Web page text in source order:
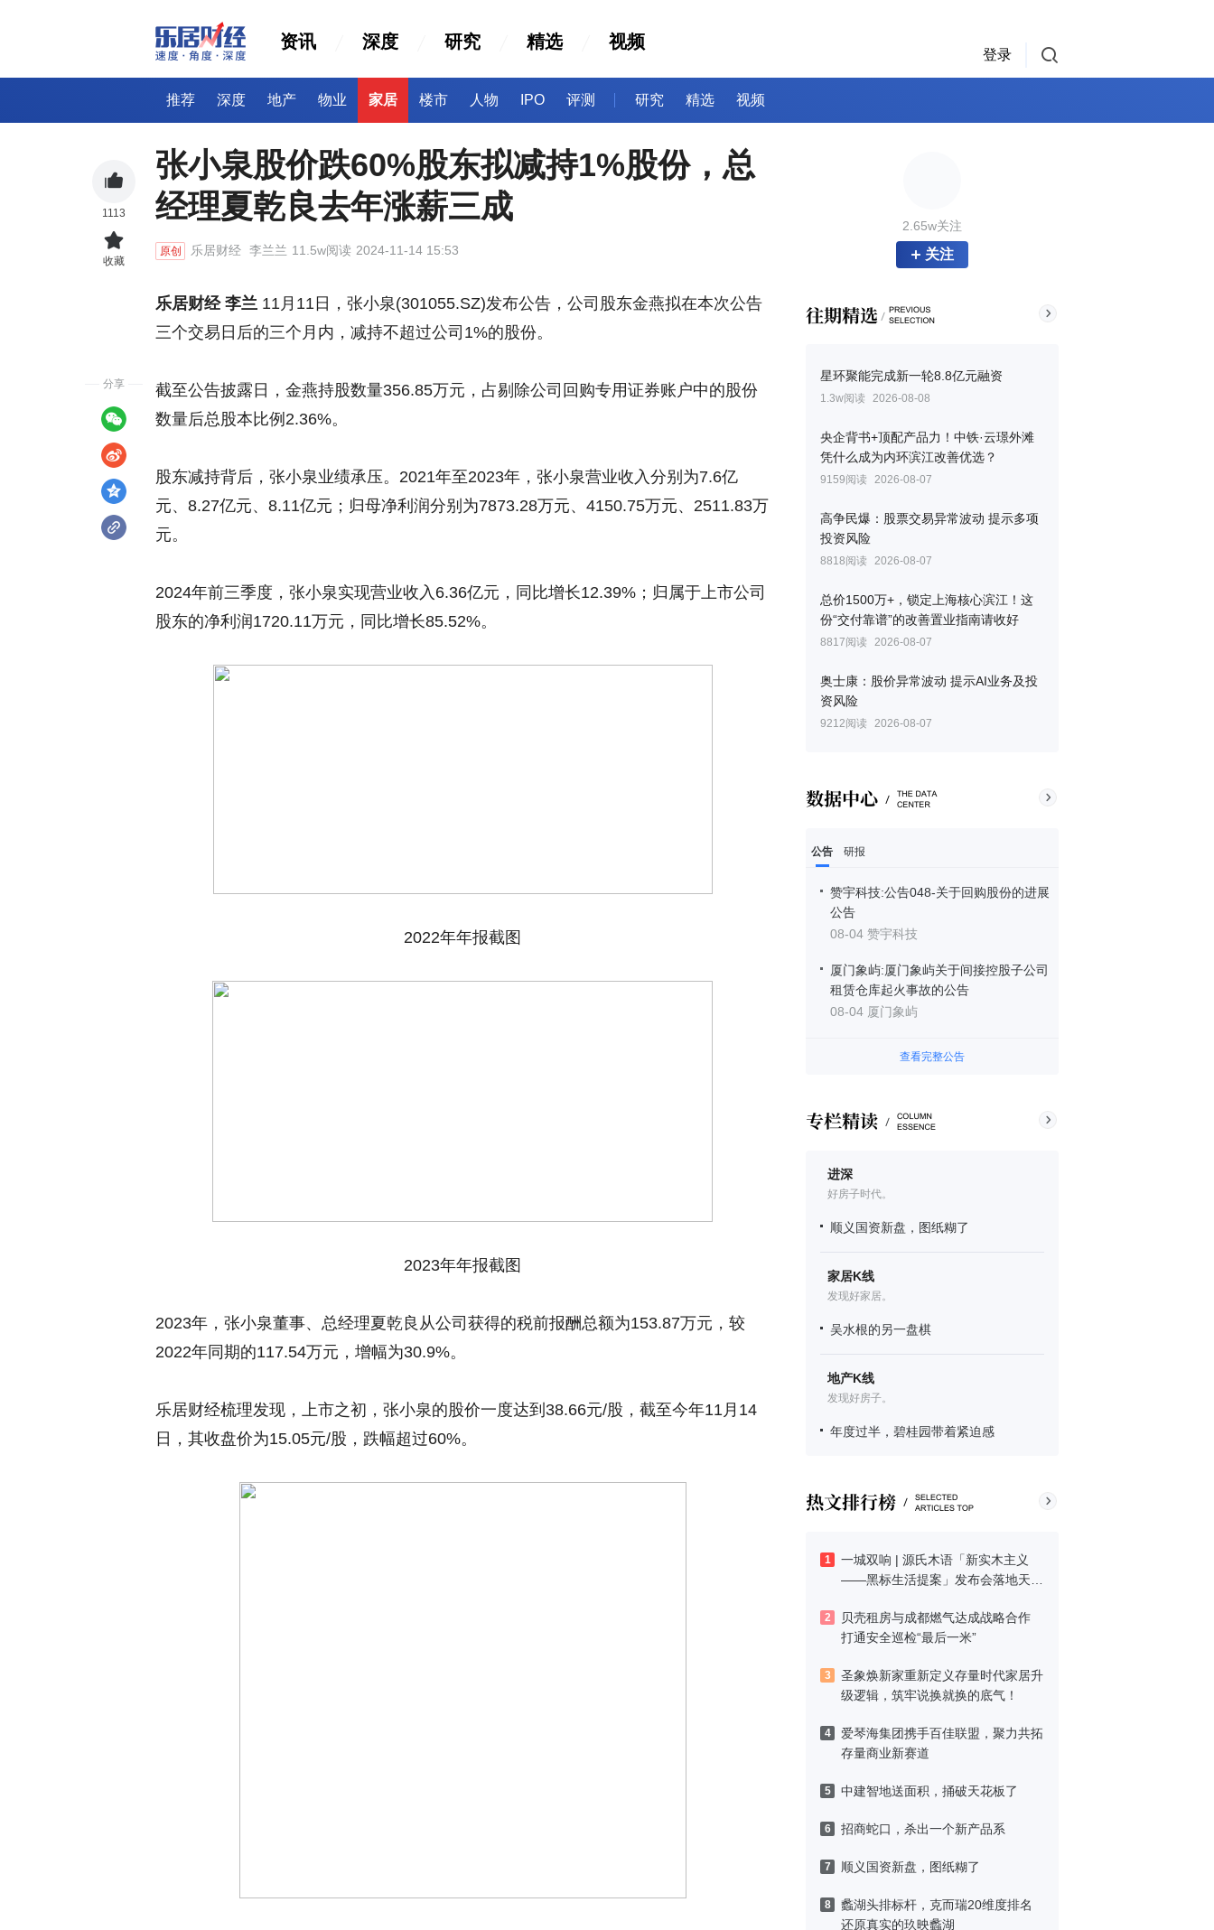
资讯 深度 研究 精选 视频
登录
推荐 深度 地产 物业 家居 楼市 人物 IPO 评测 研究 精选 视频
2.65w关注
关注
星环聚能完成新一轮8.8亿元融资
1.3w阅读 2026-08-08
央企背书+顶配产品力！中铁·云璟外滩
凭什么成为内环滨江改善优选？
9159阅读 2026-08-07
高争民爆：股票交易异常波动 提示多项
投资风险
8818阅读 2026-08-07
总价1500万+，锁定上海核心滨江！这
份“交付靠谱”的改善置业指南请收好
8817阅读 2026-08-07
奥士康：股价异常波动 提示AI业务及投
资风险
9212阅读 2026-08-07
公告 研报
赞宇科技:公告048-关于回购股份的进展
公告
08-04 赞宇科技
厦门象屿:厦门象屿关于间接控股子公司
租赁仓库起火事故的公告
08-04 厦门象屿
查看完整公告
进深
好房子时代。
顺义国资新盘，图纸糊了
家居K线
发现好家居。
吴水根的另一盘棋
地产K线
发现好房子。
年度过半，碧桂园带着紧迫感
1
一城双响 | 源氏木语「新实木主义
——黑标生活提案」发布会落地天
2
贝壳租房与成都燃气达成战略合作
打通安全巡检“最后一米”
3
圣象焕新家重新定义存量时代家居升
级逻辑，筑牢说换就换的底气！
4
爱琴海集团携手百佳联盟，聚力共拓
存量商业新赛道
5 中建智地送面积，捅破天花板了
6 招商蛇口，杀出一个新产品系
7 顺义国资新盘，图纸糊了
8
蠡湖头排标杆，克而瑞20维度排名
还原真实的玖映蠡湖
张小泉股价跌60%股东拟减持1%股份，总
经理夏乾良去年涨薪三成
原创 乐居财经 李兰兰 11.5w阅读 2024-11-14 15:53
乐居财经 李兰 11月11日，张小泉(301055.SZ)发布公告，公司股东金燕拟在本次公告
三个交易日后的三个月内，减持不超过公司1%的股份。
截至公告披露日，金燕持股数量356.85万元，占剔除公司回购专用证券账户中的股份
数量后总股本比例2.36%。
股东减持背后，张小泉业绩承压。2021年至2023年，张小泉营业收入分别为7.6亿
元、8.27亿元、8.11亿元；归母净利润分别为7873.28万元、4150.75万元、2511.83万
元。
2024年前三季度，张小泉实现营业收入6.36亿元，同比增长12.39%；归属于上市公司
股东的净利润1720.11万元，同比增长85.52%。
2022年年报截图
2023年年报截图
2023年，张小泉董事、总经理夏乾良从公司获得的税前报酬总额为153.87万元，较
2022年同期的117.54万元，增幅为30.9%。
乐居财经梳理发现，上市之初，张小泉的股价一度达到38.66元/股，截至今年11月14
日，其收盘价为15.05元/股，跌幅超过60%。
1113
收藏
分享